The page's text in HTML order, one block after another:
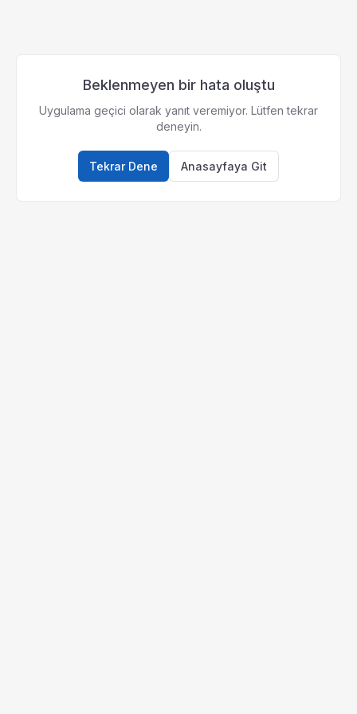
Beklenmeyen bir hata oluştu
Uygulama geçici olarak yanıt veremiyor. Lütfen tekrar
deneyin.
Tekrar Dene Anasayfaya Git